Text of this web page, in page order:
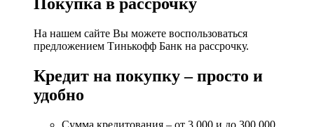
Покупка в рассрочку
На нашем сайте Вы можете воспользоваться
предложением Тинькофф Банк на рассрочку.
Кредит на покупку – просто и
удобно
Сумма кредитования – от 3 000 и до 300 000